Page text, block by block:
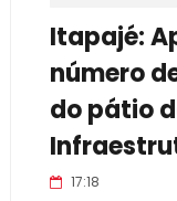
Itapajé:
número
do pátio
17:18